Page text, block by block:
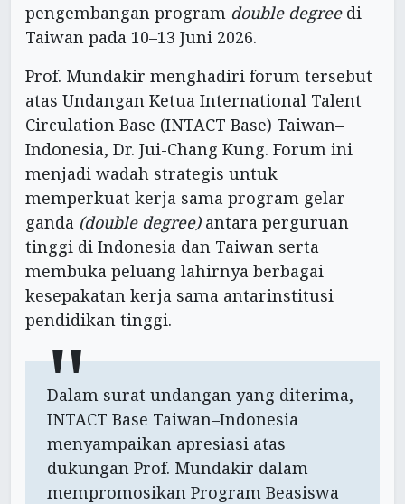
pengembangan program double degreedi
Taiwan pada 10–13 Juni 2026.
Prof. Mundakir menghadiri forum tersebut
atas Undangan Ketua International Talent
Circulation Base (INTACT Base) Taiwan–
Indonesia, Dr. Jui-Chang Kung. Forum ini
menjadi wadah strategis untuk
memperkuat kerja sama program gelar
ganda (double degree)antara perguruan
tinggi di Indonesia dan Taiwan serta
membuka peluang lahirnya berbagai
kesepakatan kerja sama antarinstitusi
pendidikan tinggi.
Dalam surat undangan yang diterima,
INTACT Base Taiwan–Indonesia
menyampaikan apresiasi atas
dukungan Prof. Mundakir dalam
mempromosikan Program Beasiswa